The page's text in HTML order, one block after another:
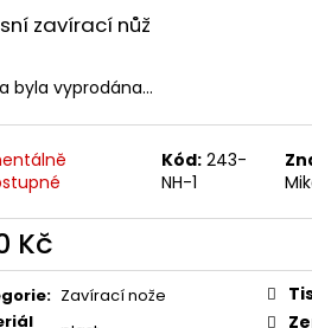
zavírací nůž
byla vyprodána…
Kód: 243-
NH-1
Kč
: Zavírací nože